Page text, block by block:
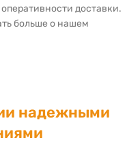
доставки.
больше о нашем
надежными